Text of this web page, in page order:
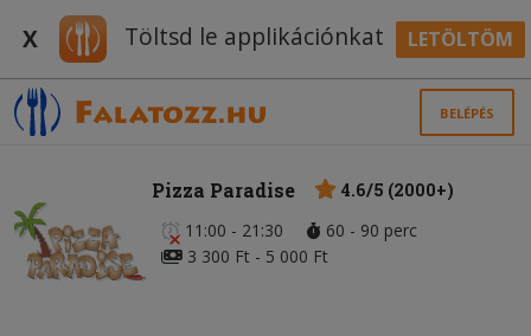
X Töltsd le applikációnkat LETÖLTÖM
BELÉPÉS
Pizza Paradise
4.6/5 (2000+)
11:00 - 21:30
60 - 90 perc
3 300 Ft - 5 000 Ft